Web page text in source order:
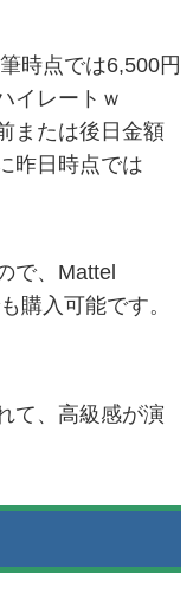
時点では6,500円
イレートｗ
または後日金額
昨日時点では
で、Mattel
購入可能です。
て、高級感が演